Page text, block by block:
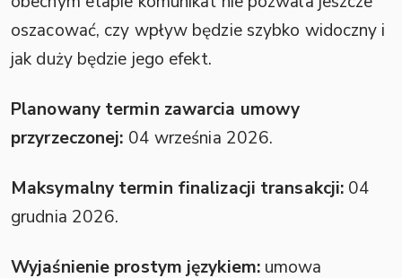
oszacować, czy wpływ będzie szybko widoczny i
jak duży będzie jego efekt.
Planowany termin zawarcia umowy
przyrzeczonej: 04 września 2026.
Maksymalny termin finalizacji transakcji: 04
grudnia 2026.
Wyjaśnienie prostym językiem:umowa